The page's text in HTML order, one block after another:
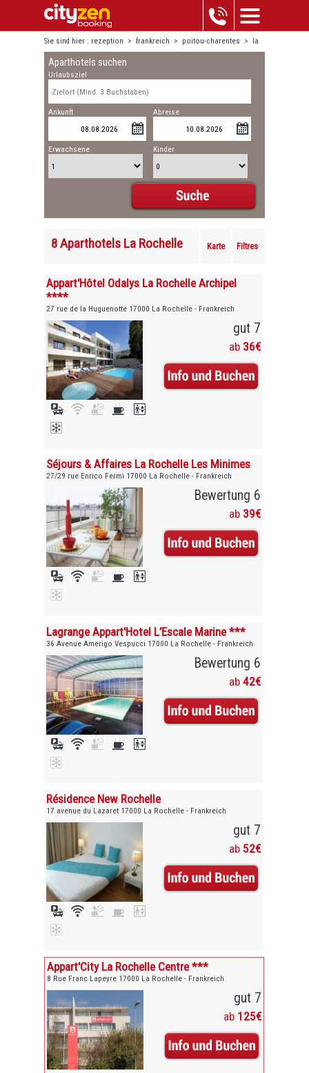
Sie sind hier : rezeption > frankreich > poitou-charentes > la
rochelle
Aparthotels suchen
Urlaubsziel
Ankunft Abreise
Erwachsene Kinder
8 Aparthotels La Rochelle Karte Filtres
Appart'Hôtel Odalys La Rochelle Archipel
****
27 rue de la Huguenotte 17000 La Rochelle - Frankreich
gut 7
ab 36€
Séjours & Affaires La Rochelle Les Minimes
27/29 rue Enrico Fermi 17000 La Rochelle - Frankreich
Bewertung 6
ab 39€
Lagrange Appart'Hotel L’Escale Marine ***
36 Avenue Amerigo Vespucci 17000 La Rochelle - Frankreich
Bewertung 6
ab 42€
Résidence New Rochelle
17 avenue du Lazaret 17000 La Rochelle - Frankreich
gut 7
ab 52€
Appart'City La Rochelle Centre ***
8 Rue Franc Lapeyre 17000 La Rochelle - Frankreich
gut 7
ab 125€